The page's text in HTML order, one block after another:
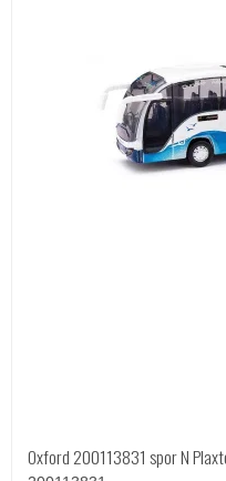
Oxford 200113831 spor N